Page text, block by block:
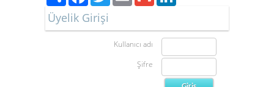
Üyelik Girişi
Kullanıcı adı
Şifre